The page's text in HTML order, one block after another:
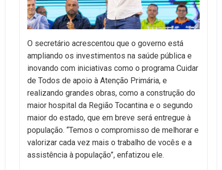
O secretário acrescentou que o governo está
ampliando os investimentos na saúde pública e
inovando com iniciativas como o programa Cuidar
de Todos de apoio à Atenção Primária, e
realizando grandes obras, como a construção do
maior hospital da Região Tocantina e o segundo
maior do estado, que em breve será entregue à
população. “Temos o compromisso de melhorar e
valorizar cada vez mais o trabalho de vocês e a
assistência à população”, enfatizou ele.